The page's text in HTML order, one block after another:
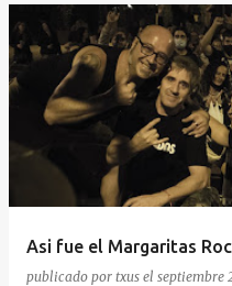
Asi fue el Margaritas
publicado por txus el septiembre